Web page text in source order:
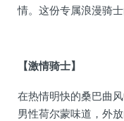
情。这份专属浪漫骑
【激情骑士】
在热情明快的桑巴曲
男性荷尔蒙味道，外